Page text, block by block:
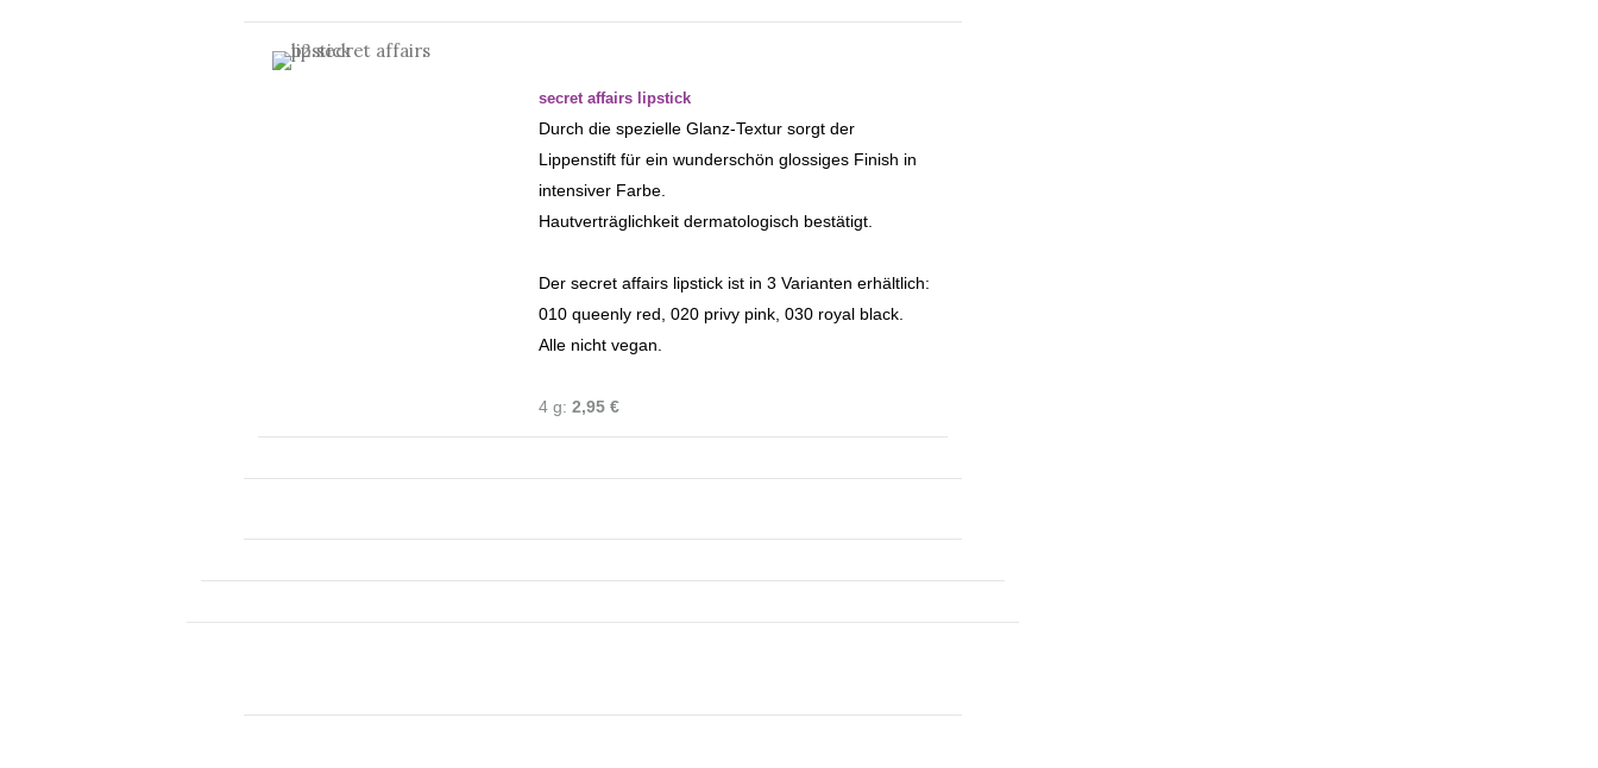
secret affairs lipstick
Durch die spezielle Glanz-Textur sorgt der
Lippenstift für ein wunderschön glossiges Finish in
intensiver Farbe.
Hautverträglichkeit dermatologisch bestätigt.
Der secret affairs lipstick ist in 3 Varianten erhältlich:
010 queenly red, 020 privy pink, 030 royal black.
Alle nicht vegan.
4 g: 2,95 €